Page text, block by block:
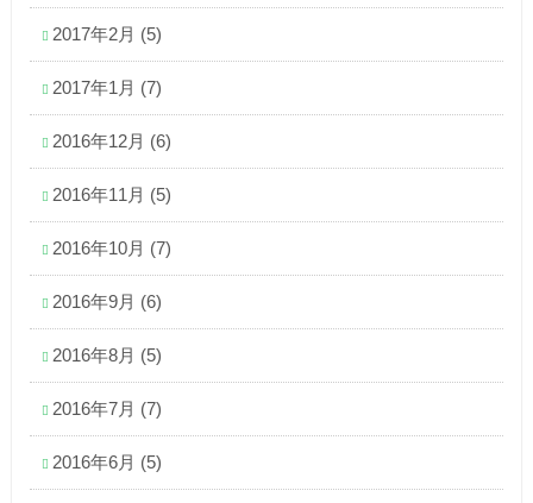
2017年2月 (5)
2017年1月 (7)
2016年12月 (6)
2016年11月 (5)
2016年10月 (7)
2016年9月 (6)
2016年8月 (5)
2016年7月 (7)
2016年6月 (5)